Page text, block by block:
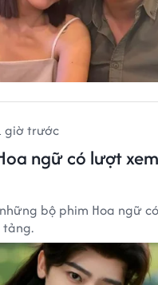
giờ trước
ngữ có lượt
bộ phim Hoa ngữ
tảng.